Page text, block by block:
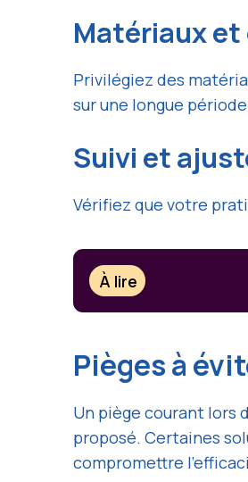
Matériaux
Privilégiez des
sur une longue
Suivi et
Vérifiez que votre
À lire
Pièges à
Un piège courant lors
proposé. Certaines
compromettre